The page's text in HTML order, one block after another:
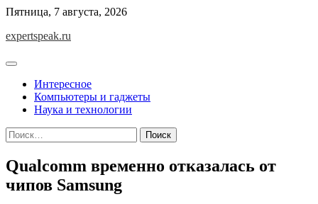
Skip
content
Пятница, 7 августа, 2026
expertspeak.ru
Интересное
Компьютеры и гаджеты
Наука и технологии
Найти:
Qualcomm временно отказалась от
чипов Samsung